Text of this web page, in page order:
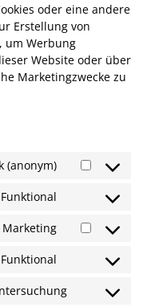
oder eine andere
Erstellung von
um Werbung
Website oder über
Marketingzwecke zu
(anonym)
Consent
service
elementor
Funktional
Consent
service
Marketing
Consent
service
Funktional
Consent
service
Consent